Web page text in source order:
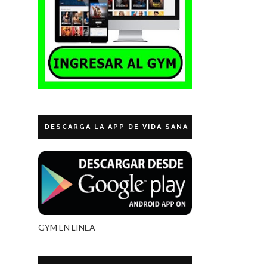
DESCARGA LA APP DE VIDA SANA ECUADOR
GYM EN LINEA